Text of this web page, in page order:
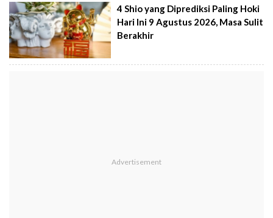
4 Shio yang Diprediksi Paling Hoki
Hari Ini 9 Agustus 2026, Masa Sulit
Berakhir